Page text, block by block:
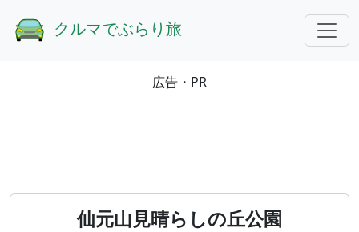
クルマでぶらり旅
広告・PR
仙元山見晴らしの丘公園